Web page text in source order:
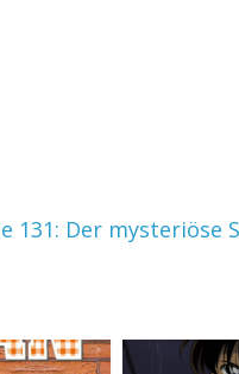
131: Der mysteriöse